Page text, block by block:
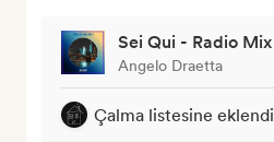
Sei Qui - Radio Mix
Angelo Draetta
Çalma listesine eklendi